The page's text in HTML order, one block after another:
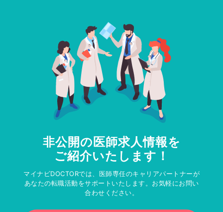
非公開の医師求人情報を
ご紹介いたします！
マイナビDOCTORでは、医師専任のキャリアパートナーが
あなたの転職活動をサポートいたします。お気軽にお問い
合わせください。